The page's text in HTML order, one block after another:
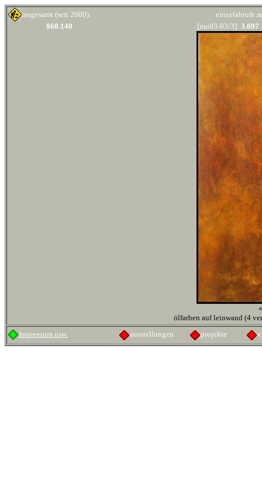
insgesamt (seit 2000): einzelabrufe auf
860.140 [mo03-03/3]: 3.697
ölfarben auf leinwand (4
Impressum usw.
ausstellungen projekte